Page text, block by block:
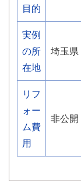
目的
実例
の所
在地
埼玉県
リフ
ォー
ム費
用
非公開